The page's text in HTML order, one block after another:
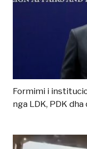
Formimi i
nga LDK, PDK